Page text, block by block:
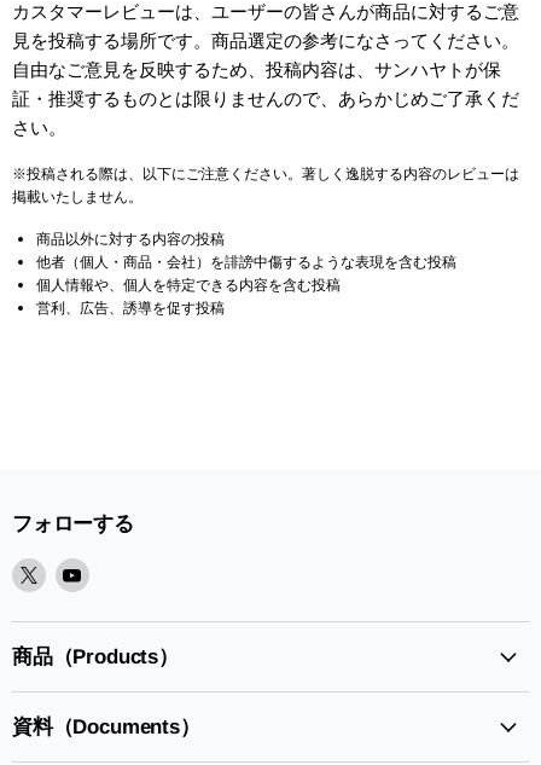
カスタマーレビューは、ユーザーの皆さんが商品に対するご意
見を投稿する場所です。商品選定の参考になさってください。
自由なご意見を反映するため、投稿内容は、サンハヤトが保
証・推奨するものとは限りませんので、あらかじめご了承くだ
さい。
※投稿される際は、以下にご注意ください。著しく逸脱する内容のレビューは
掲載いたしません。
商品以外に対する内容の投稿
他者（個人・商品・会社）を誹謗中傷するような表現を含む投稿
個人情報や、個人を特定できる内容を含む投稿
営利、広告、誘導を促す投稿
フォローする
X
見
つ
く
Youtube
見
つ
く
商品（Products）
資料（Documents）